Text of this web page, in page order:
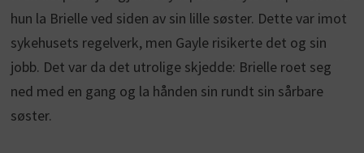
hun la Brielle ved siden av sin lille søster. Dette var imot
sykehusets regelverk, men Gayle risikerte det og sin
jobb. Det var da det utrolige skjedde: Brielle roet seg
ned med en gang og la hånden sin rundt sin sårbare
søster.